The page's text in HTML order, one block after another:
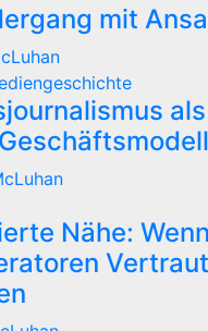
mit
als
Nähe: Wenn